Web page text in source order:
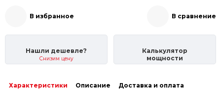
В избранное В сравнение
Нашли дешевле?
Снизим цену
Калькулятор
мощности
Характеристики Описание Доставка и оплата